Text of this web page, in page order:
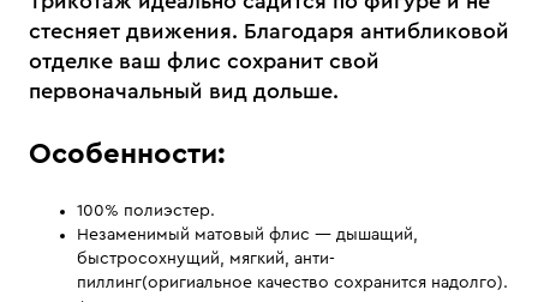
стесняет движения. Благодаря антибликовой
отделке ваш флис сохранит свой
первоначальный вид дольше.
Особенности:
100% полиэстер.
Незаменимый матовый флис — дышащий,
быстросохнущий, мягкий, анти-
пиллинг(оригиальное качество сохранится надолго).